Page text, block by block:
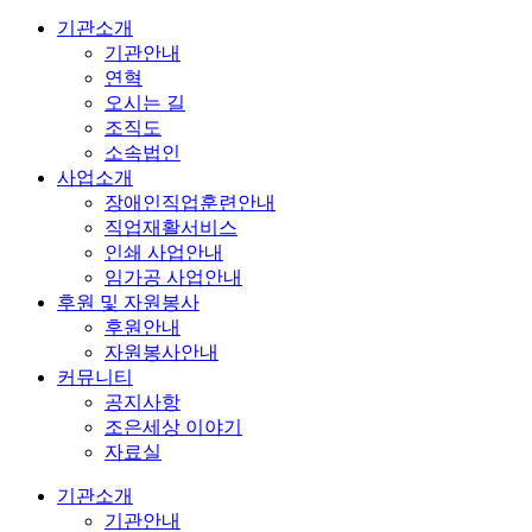
기관소개
기관안내
연혁
오시는 길
조직도
소속법인
사업소개
장애인직업훈련안내
직업재활서비스
인쇄 사업안내
임가공 사업안내
후원 및 자원봉사
후원안내
자원봉사안내
커뮤니티
공지사항
조은세상 이야기
자료실
기관소개
기관안내